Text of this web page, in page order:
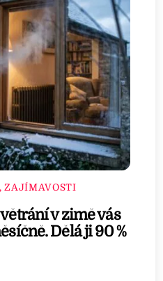
ZAJÍMAVOSTI
v zimě vás
Dělá ji 90 %